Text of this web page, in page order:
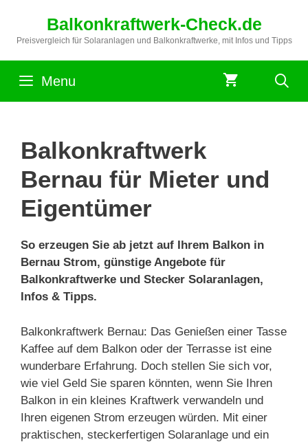
springen
Balkonkraftwerk-Check.de
Preisvergleich für Solaranlagen und Balkonkraftwerke, mit Infos und Tipps
Menu
Balkonkraftwerk
Bernau für Mieter und
Eigentümer
So erzeugen Sie ab jetzt auf Ihrem Balkon in
Bernau Strom, günstige Angebote für
Balkonkraftwerke und Stecker Solaranlagen,
Infos & Tipps.
Balkonkraftwerk Bernau: Das Genießen einer Tasse
Kaffee auf dem Balkon oder der Terrasse ist eine
wunderbare Erfahrung. Doch stellen Sie sich vor,
wie viel Geld Sie sparen könnten, wenn Sie Ihren
Balkon in ein kleines Kraftwerk verwandeln und
Ihren eigenen Strom erzeugen würden. Mit einer
praktischen, steckerfertigen Solaranlage und ein